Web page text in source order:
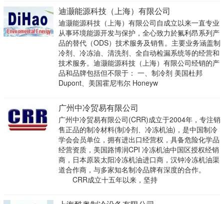
迪灏能源科技（上海）有限公司
迪灏能源科技（上海）有限公司自成立以来一直专业
从事环境能源开发与保护，全心致力於氟利昂系列产
品的替代（ODS）技术服务及销售。主要业务涵盖制
冷剂、冷冻油、清洗剂、全自动检漏系统等的经营和
技术服务。迪灏能源科技（上海）有限公司经销的产
品和品牌包括但不限于： 一、制冷剂 美国杜邦
Dupont、美国霍尼韦尔 Honeyw
广州中冷贸易有限公司
广州中冷贸易有限公司(CRR)成立于2004年，专注销
售正品的制冷材料(制冷剂、冷冻机油)，是中国制冷
学会会员单位，拥有进出口经营权，具备危险化学品
经营资质，美国路博润CPI 冷冻机油中国区授权经销
商，日本原装太阳冷冻机油进口商，汉钟冷冻机油渠
道合作商，与多家知名制冷品牌有深度的合作。
CRR成立十五年以来，坚持